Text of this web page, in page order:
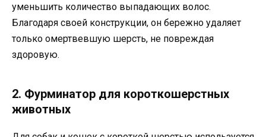
уменьшить количество выпадающих волос.
Благодаря своей конструкции, он бережно удаляет
только омертвевшую шерсть, не повреждая
здоровую.
2. Фурминатор для короткошерстных
животных